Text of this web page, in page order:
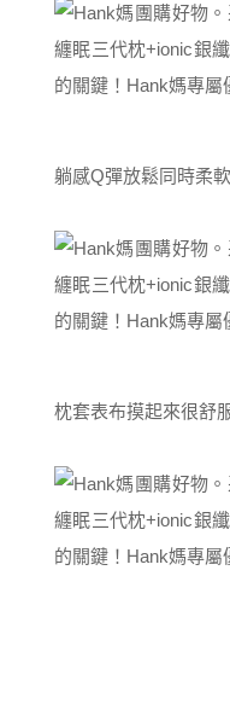
躺感Q彈放鬆同時柔
枕套表布摸起來很舒